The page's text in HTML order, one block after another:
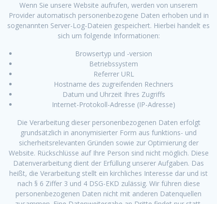
Wenn Sie unsere Website aufrufen, werden von unserem
Provider automatisch personenbezogene Daten erhoben und in
sogenannten Server-Log-Dateien gespeichert. Hierbei handelt es
sich um folgende Informationen:
Browsertyp und -version
Betriebssystem
Referrer URL
Hostname des zugreifenden Rechners
Datum und Uhrzeit Ihres Zugriffs
Internet-Protokoll-Adresse (IP-Adresse)
Die Verarbeitung dieser personenbezogenen Daten erfolgt
grundsätzlich in anonymisierter Form aus funktions- und
sicherheitsrelevanten Gründen sowie zur Optimierung der
Website. Rückschlüsse auf Ihre Person sind nicht möglich. Diese
Datenverarbeitung dient der Erfüllung unserer Aufgaben. Das
heißt, die Verarbeitung stellt ein kirchliches Interesse dar und ist
nach § 6 Ziffer 3 und 4 DSG-EKD zulässig. Wir führen diese
personenbezogenen Daten nicht mit anderen Datenquellen